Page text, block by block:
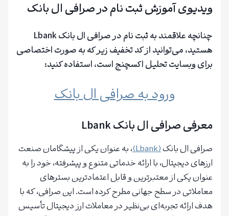
ویدیوی آموزش ثبت نام در صرافی ال بانک
چنانچه علاقمند به ثبت نام درصرافی ال بانک Lbank
هستید، می‌توانید از کد تخفیف زیر که به صورت اختصاصی
برای وبسایت تحلیل اکسچنج است، استفاده کنید:
ورود به صرافی ال بانک
معرفی صرافی ال بانک Lbank
صرافی ال بانک(Lbank)
، به عنوان یکی از پیشگامان صنعت
ارزهای دیجیتال، با ارائه خدماتی متنوع و پیشرفته، خود را به
عنوان یکی از معتبرترین و قابل اعتمادترین بسترهای
معاملاتی در سطح جهانی مطرح کرده است. این صرافی، که با
هدف ارائه تجربه‌ای بی‌نظیر در معاملات ارز دیجیتال تأسیس